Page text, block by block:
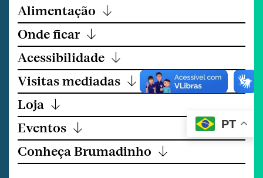
Alimentação ↓
Onde ficar ↓
Acessibilidade ↓
Visitas mediadas ↓
Loja ↓
Eventos ↓
Conheça Brumadinho ↓
PT